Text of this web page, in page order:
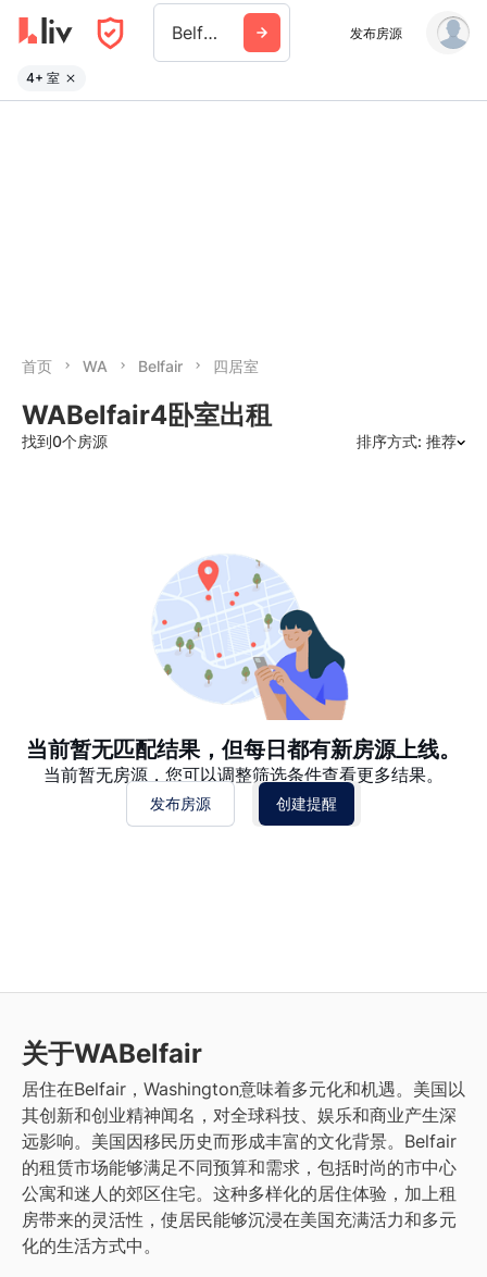
Belfair 发布房源
4+ 室
首页 WA Belfair 四居室
WABelfair4卧室出租
找到0个房源 排序方式: 推荐
当前暂无匹配结果，但每日都有新房源上线。
当前暂无房源，您可以调整筛选条件查看更多结果。
发布房源 创建提醒
关于WABelfair
居住在Belfair，Washington意味着多元化和机遇。美国以
其创新和创业精神闻名，对全球科技、娱乐和商业产生深
远影响。美国因移民历史而形成丰富的文化背景。Belfair
的租赁市场能够满足不同预算和需求，包括时尚的市中心
公寓和迷人的郊区住宅。这种多样化的居住体验，加上租
房带来的灵活性，使居民能够沉浸在美国充满活力和多元
化的生活方式中。